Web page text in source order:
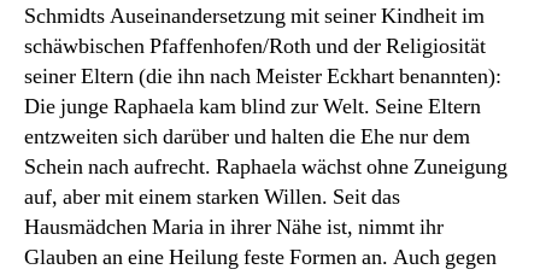
Schmidts Auseinandersetzung mit seiner Kindheit im
schäwbischen Pfaffenhofen/Roth und der Religiosität
seiner Eltern (die ihn nach Meister Eckhart benannten):
Die junge Raphaela kam blind zur Welt. Seine Eltern
entzweiten sich darüber und halten die Ehe nur dem
Schein nach aufrecht. Raphaela wächst ohne Zuneigung
auf, aber mit einem starken Willen. Seit das
Hausmädchen Maria in ihrer Nähe ist, nimmt ihr
Glauben an eine Heilung feste Formen an. Auch gegen